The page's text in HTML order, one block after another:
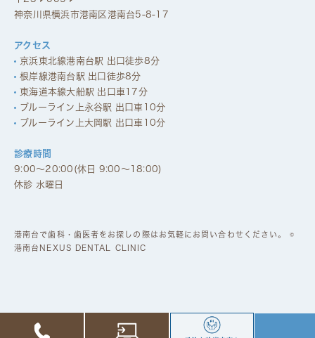
神奈川県横浜市港南区港南台5-8-17
アクセス
京浜東北線港南台駅 出口徒歩8分
根岸線港南台駅 出口徒歩8分
東海道本線大船駅 出口車17分
ブルーライン上永谷駅 出口車10分
ブルーライン上大岡駅 出口車10分
診療時間
9:00～20:00(休日 9:00～18:00)
休診 水曜日
港南台で歯科・歯医者をお探しの際はお気軽にお問い合わせください。 ©
港南台NEXUS DENTAL CLINIC